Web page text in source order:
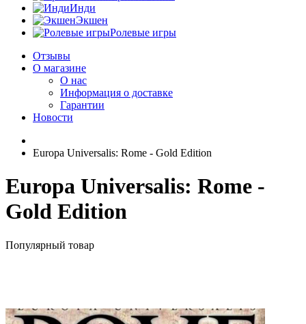
Инди
Экшен
Ролевые игры
Отзывы
О магазине
О нас
Информация о доставке
Гарантии
Новости
Europa Universalis: Rome - Gold Edition
Europa Universalis: Rome -
Gold Edition
Популярный товар